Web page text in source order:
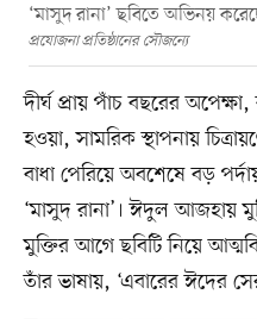
‘মাসুদ রানা’ ছবিতে অভিনয়
প্রযোজনা প্রতিষ্ঠানের সৌজন্যে
দীর্ঘ প্রায় পাঁচ বছরের
হওয়া, সামরিক স্থাপনায়
বাধা পেরিয়ে অবশেষে বড়
‘মাসুদ রানা’। ঈদুল আজহায়
মুক্তির আগে ছবিটি নিয়ে
তাঁর ভাষায়, ‘এবারের ঈদের